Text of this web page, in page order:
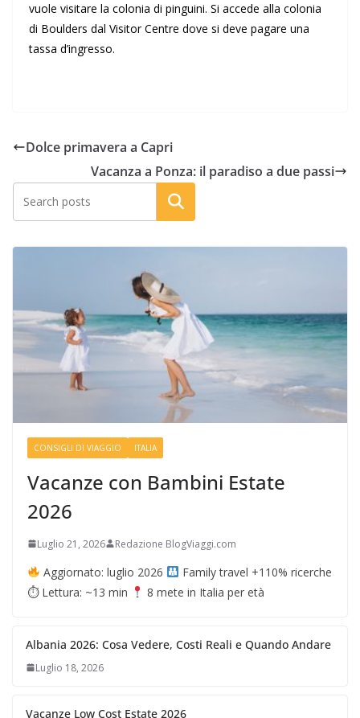
vuole visitare la colonia di pinguini. Si accede alla colonia
di Boulders dal Visitor Centre dove si deve pagare una
tassa d’ingresso.
Dolce primavera a Capri
Vacanza a Ponza: il paradiso a due passi
Cerca
CONSIGLI DI VIAGGIO ITALIA
Vacanze con Bambini Estate
2026
Luglio 21, 2026 Redazione BlogViaggi.com
Aggiornato: luglio 2026
Family travel +110% ricerche
⏱ Lettura: ~13 min
8 mete in Italia per età
Albania 2026: Cosa Vedere, Costi Reali e Quando Andare
Luglio 18, 2026
Vacanze Low Cost Estate 2026